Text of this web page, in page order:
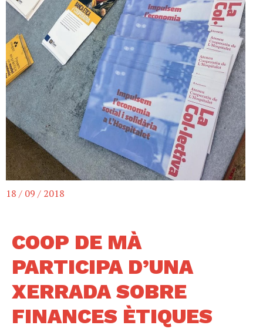
18 / 09 / 2018
COOP DE MÀ
PARTICIPA D’UNA
XERRADA SOBRE
FINANCES ÈTIQUES